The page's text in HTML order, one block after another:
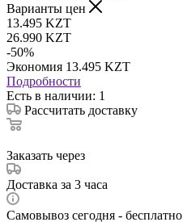
Варианты цен
13.495 KZT
26.990 KZT
-50%
Экономия 13.495 KZT
Подробности
Есть в наличии: 1
Рассчитать доставку
Заказать через
Доставка за 3 часа
Самовывоз сегодня - бесплатно